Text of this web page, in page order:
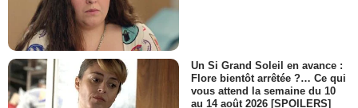
Un Si Grand Soleil en avance :
Flore bientôt arrêtée ?… Ce qui
vous attend la semaine du 10
au 14 août 2026 [SPOILERS]